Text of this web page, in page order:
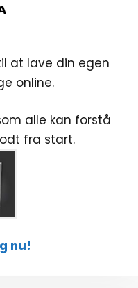
at lave din egen
online.
alle kan forstå
fra start.
nu!